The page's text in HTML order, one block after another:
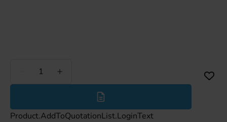
Minder
Product.AddToQuotationList.LoginText